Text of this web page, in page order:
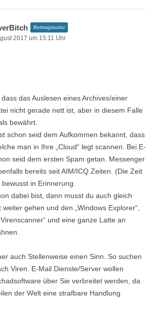
Beitragsautor
2017 um 15:11 Uhr
das Auslesen eines Archives/einer
nicht gerade nett ist, aber in diesem Falle
bewährt.
schon seid dem Aufkommen bekannt, dass
man in Ihre „Cloud“ legt scannen. Bei E-
seid dem ersten Spam getan. Messenger
bereits seit AIM/ICQ Zeiten. (Die Zeit
in Erinnerung.
dabei bist, dann musst du auch gleich
gehen und den „Windows Explorer“,
und eine ganze Latte an
auch Stellenweise einen Sinn. So suchen
Viren. E-Mail Dienste/Server wollen
über Sie verbreitet werden, da
der Welt eine strafbare Handlung